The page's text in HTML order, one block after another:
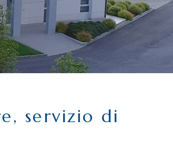
servizio di